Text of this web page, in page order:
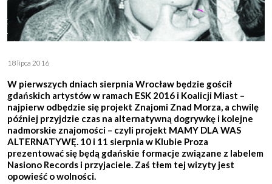
18 lipca 2016
W pierwszych dniach sierpnia Wrocław będzie gościł
gdańskich artystów w ramach ESK 2016 i Koalicji Miast –
najpierw odbędzie się projekt Znajomi Znad Morza, a chwilę
później przyjdzie czas na alternatywną dogrywkę i kolejne
nadmorskie znajomości – czyli projekt MAMY DLA WAS
ALTERNATYWĘ. 10 i 11 sierpnia w Klubie Proza
prezentować się będą gdańskie formacje związane z labelem
Nasiono Records i przyjaciele. Zaś tłem tej wizyty jest
opowieść o wolności.